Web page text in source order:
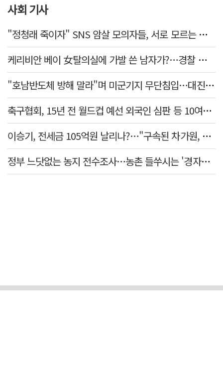
사회 기사
"정청래 죽이자" SNS 암살 모의자들, 서로 모르는 사이였다…檢송치
케리비안 베이 女탈의실에 가발 쓴 남자가?…경찰 추적 중
"호남반도체 방해 말라"며 미군기지 무단침입…대진연 회원 3명 '구속'
축구협회, 15년 전 월드컵 예선 외국인 심판 등 10여명에 '성 접대'
이승기, 전세금 105억원 날리나?…"구속된 차가원, 형사 범죄 영역"
정부 느닷없는 농지 전수조사…농촌 들쑤시는 '경자유전'의 칼날